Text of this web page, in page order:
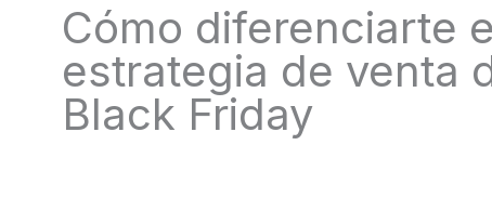
Cómo diferenciarte
estrategia de venta
Black Friday